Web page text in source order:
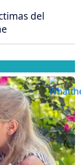
del